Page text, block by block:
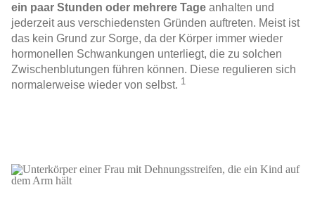
ein paar Stunden oder mehrere Tage anhalten und
jederzeit aus verschiedensten Gründen auftreten. Meist ist
das kein Grund zur Sorge, da der Körper immer wieder
hormonellen Schwankungen unterliegt, die zu solchen
Zwischenblutungen führen können. Diese regulieren sich
normalerweise wieder von selbst. 1